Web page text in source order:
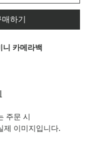
매하기
니 카메라백
주문 시
제 이미지입니다.